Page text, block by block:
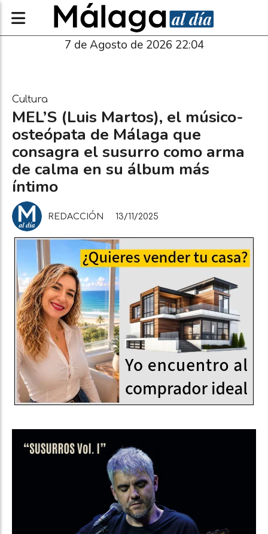
7 de Agosto de 2026 22:04
MEL’S (Luis Martos), el músico-
osteópata de Málaga que
consagra el susurro como arma
de calma en su álbum más
íntimo
Cultura
13/11/2025
REDACCIÓN